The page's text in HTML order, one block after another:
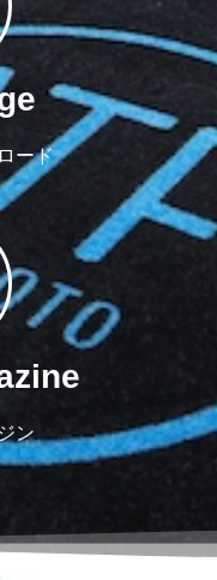
ード
ン